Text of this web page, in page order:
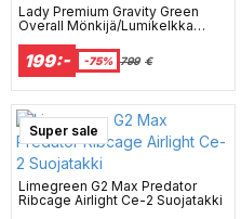
Lady Premium Gravity Green
Overall Mönkijä/Lumikelkka
199:- -75% 799 €
Super sale
Limegreen G2 Max Predator
Ribcage Airlight Ce-2 Suojatakki